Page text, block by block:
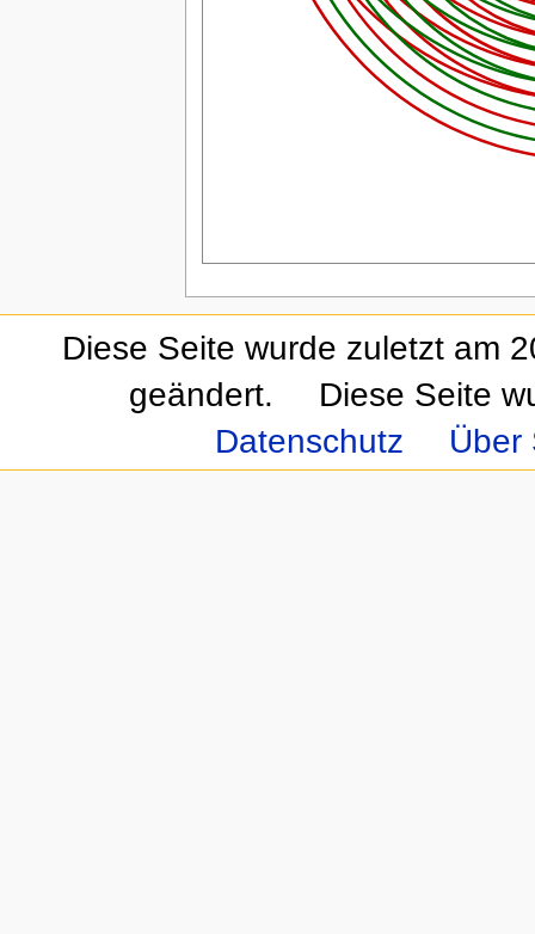
Diese Seite wurde zuletzt am
geändert.
Diese Seite
Datenschutz
Über